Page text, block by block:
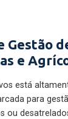
Gestão
e
está
para
ou